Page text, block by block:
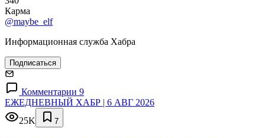
Карма
@maybe_elf
Информационная служба Хабра
Подписаться
Комментарии 9
ЕЖЕДНЕВНЫЙ ХАБР | 6 АВГ 2026
25K
7